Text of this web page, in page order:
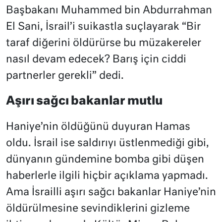
Başbakanı Muhammed bin Abdurrahman
El Sani, İsrail’i suikastla suçlayarak “Bir
taraf diğerini öldürürse bu müzakereler
nasıl devam edecek? Barış için ciddi
partnerler gerekli” dedi.
Aşırı sağcı bakanlar mutlu
Haniye’nin öldüğünü duyuran Hamas
oldu. İsrail ise saldırıyı üstlenmediği gibi,
dünyanın gündemine bomba gibi düşen
haberlerle ilgili hiçbir açıklama yapmadı.
Ama İsrailli aşırı sağcı bakanlar Haniye’nin
öldürülmesine sevindiklerini gizleme